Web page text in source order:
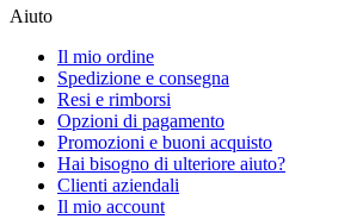
Aiuto
Il mio ordine
Spedizione e consegna
Resi e rimborsi
Opzioni di pagamento
Promozioni e buoni acquisto
Hai bisogno di ulteriore aiuto?
Clienti aziendali
Il mio account